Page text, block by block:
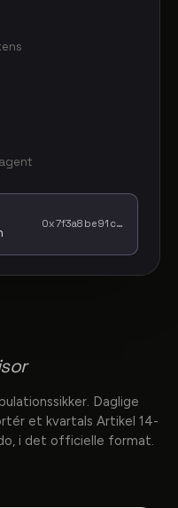
0x7f3a8be91c…
Daglige
et kvartals Artikel 14-
i det officielle format.